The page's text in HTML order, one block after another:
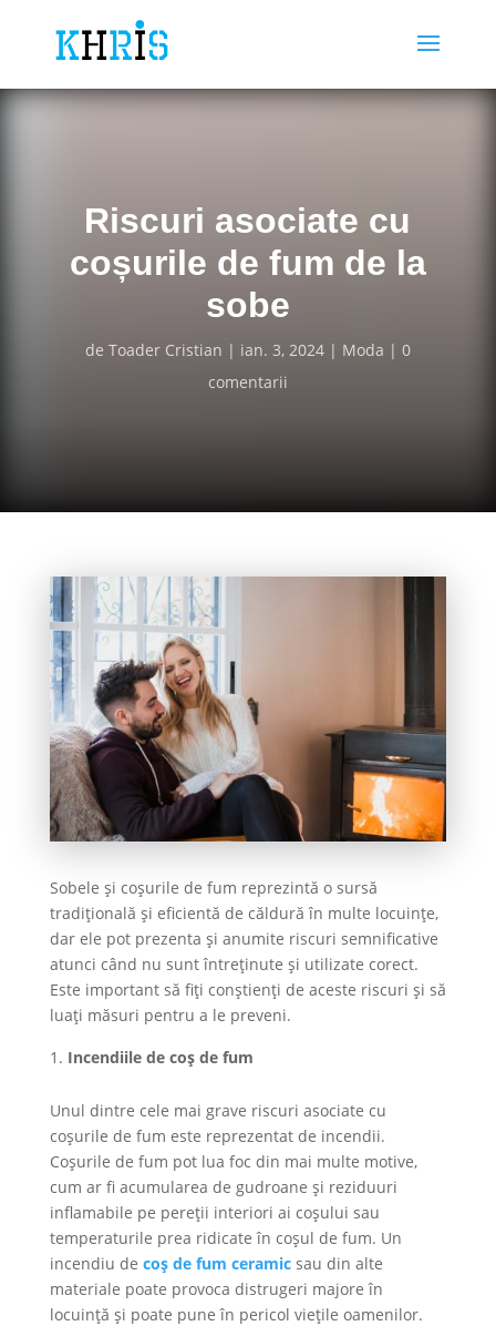
Riscuri asociate cu
coșurile de fum de la
sobe
de Toader Cristian ian. 3, 2024 Moda
0
comentarii
Sobele și coșurile de fum reprezintă o sursă
tradițională și eficientă de căldură în multe locuințe,
dar ele pot prezenta și anumite riscuri semnificative
atunci când nu sunt întreținute și utilizate corect.
Este important să fiți conștienți de aceste riscuri și să
luați măsuri pentru a le preveni.
Incendiile de coș de fum
Unul dintre cele mai grave riscuri asociate cu
coșurile de fum este reprezentat de incendii.
Coșurile de fum pot lua foc din mai multe motive,
cum ar fi acumularea de gudroane și reziduuri
inflamabile pe pereții interiori ai coșului sau
temperaturile prea ridicate în coșul de fum. Un
incendiu de coș de fum ceramicsau din alte
materiale poate provoca distrugeri majore în
locuință și poate pune în pericol viețile oamenilor.